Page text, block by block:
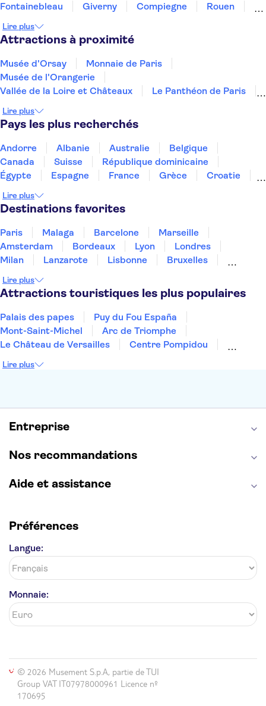
Fontainebleau
Giverny Compiegne
Rouen
Lire plus
Attractions à proximité
Musée d'Orsay
Monnaie de Paris
Musée de l'Orangerie
Vallée de la Loire et Châteaux
Le Panthéon de Paris
Musée Grévin
Hôtel des Invalides
Le Musée Rodin
Palais des papes
Le pont d'Avignon
La Cité du Vin
Château de Chenonceau
Le Mucem
Lire plus
Pays les plus recherchés
Andorre Albanie Australie
Belgique
Canada
Suisse
République dominicaine
Égypte
Espagne France Grèce
Croatie
Thaïlande
Tunisie
Lire plus
Destinations favorites
Paris Malaga Barcelone
Marseille
Amsterdam
Bordeaux Lyon
Londres
Milan
Lanzarote Lisbonne
Bruxelles
Dubai
Copenhague Minorque Montpellier
Lire plus
Attractions touristiques les plus populaires
Palais des papes
Puy du Fou España
Mont-Saint-Michel
Arc de Triomphe
Le Château de Versailles
Centre Pompidou
La Chapelle Sixtine
Opéra Garnier
Lire plus
Entreprise
Nos recommandations
Aide et assistance
Préférences
Langue:
Monnaie:
© 2026 Musement S.p.A, partie de TUI
Group VAT IT07978000961 Licence nº
170695